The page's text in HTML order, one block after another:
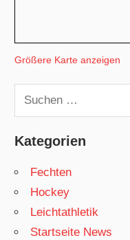
Größere Karte anzeigen
Suchen
nach:
Kategorien
Fechten
Hockey
Leichtathletik
Startseite News